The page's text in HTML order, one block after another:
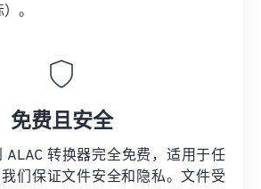
。
免费且安全
ALAC 转换器完全免费，适用于任
们保证文件安全和隐私。文件受